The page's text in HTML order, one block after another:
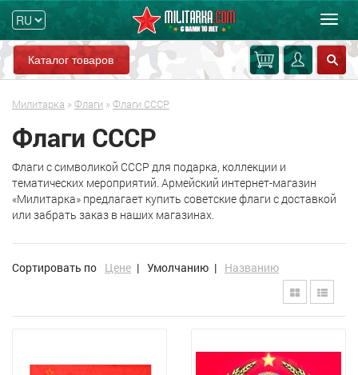
Каталог товаров
Милитарка » Флаги » Флаги СССР
Флаги СССР
Флаги с символикой СССР для подарка, коллекции и
тематических мероприятий. Армейский интернет-магазин
«Милитарка» предлагает купить советские флаги с доставкой
или забрать заказ в наших магазинах.
Сортировать по Цене | Умолчанию | Названию